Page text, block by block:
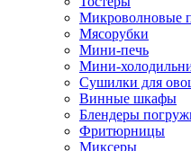
Микроволновые
Мясорубки
Мини-печь
Мини-
Сушилки для
Винные шкафы
Блендеры
Фритюрницы
Миксеры